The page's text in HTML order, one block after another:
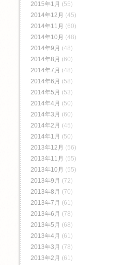
2015年1月 (55)
2014年12月 (45)
2014年11月 (60)
2014年10月 (48)
2014年9月 (48)
2014年8月 (60)
2014年7月 (48)
2014年6月 (58)
2014年5月 (53)
2014年4月 (50)
2014年3月 (60)
2014年2月 (45)
2014年1月 (50)
2013年12月 (56)
2013年11月 (55)
2013年10月 (55)
2013年9月 (72)
2013年8月 (70)
2013年7月 (61)
2013年6月 (78)
2013年5月 (68)
2013年4月 (61)
2013年3月 (78)
2013年2月 (61)